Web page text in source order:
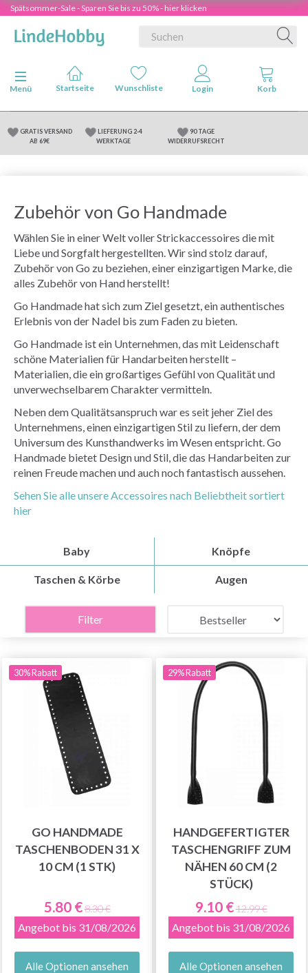
Spätsommer-Sale - Sparen Sie bis zu 50% - hier klicken
Anzeige ändern
Menü
GRATIS VERSAND
AB 69€
LIEFERUNG 2-4
WERKTAGE
90 TAGE
WIDERRUFSRECHT
Zubehör von Go Handmade
Wählen Sie in einer Welt voller Strickaccessoires die mit
Liebe und Sorgfalt hergestellten. Wir sind stolz darauf,
Zubehör von Go zu beziehen, einer einzigartigen Marke, die
alles Zubehör von Hand herstellt!
Go Handmade hat sich zum Ziel gesetzt, ein authentisches
Erlebnis von der Nadel bis zum Faden zu bieten.
Go Handmade ist ein Unternehmen, das mit Leidenschaft
schöne Materialien für Handarbeiten herstellt –
Materialien, die ein großartiges Gefühl von Qualität und
unverwechselbarem Charakter vermitteln.
Neben dem Qualitätsanspruch war es seit jeher Ziel des
Unternehmens, einen einzigartigen Stil zu liefern, der dem
Universum des Kunsthandwerks im Wesen entspricht. Go
Handmade bietet Design und Stil, die das Handarbeiten zur
reinen Freude machen und auch noch fantastisch aussehen.
Sehen Sie alle unsere Accessoires nach Beliebtheit sortiert
hier
Baby Knöpfe
Taschen & Körbe Augen
Filter
30% Rabatt
GO HANDMADE
TASCHENBODEN 31 X
10 CM (1 STK)
5.80 €8.30 €
Angebot bis 31/08/2026
Alle Optionen ansehen
29% Rabatt
HANDGEFERTIGTER
TASCHENGRIFF ZUM
NÄHEN 60 CM (2
STÜCK)
9.10 €12.99 €
Angebot bis 31/08/2026
Alle Optionen ansehen